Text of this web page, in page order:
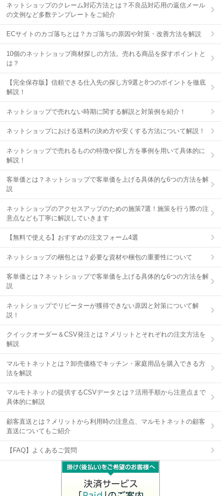
ネットショップのクレーム対応方法とは？不良品対応用の返信メール
の文例など多数テンプレートをご紹介
ECサイトのカゴ落ちとは？カゴ落ちの原因や対策・改善方法を解説
10個のネットショップ商材探しの方法。売れる商品を探すポイントと
は？
【完全保存版】信頼できる仕入先の探し方9選と8つのポイントを徹底
解説！
ネットショップで売れない時期に関する解説と対策例を紹介！
ネットショップにおける送料の決め方や安くする方法について解説！
ネットショップで売れるものの特徴や探し方を事例を用いて具体的に
解説！
客単価とは？ネットショップで客単価を上げる具体的な6つの方法を解
説
ネットショップのアクセスアップのための施策7選！施策を行う際の注
意点なども丁寧に解説していきます
【無料で使える】おすすめの注文フォーム4選
ネットショップの梱包とは？必要な資材や梱包の重要性について
客単価とは？ネットショップで客単価を上げる具体的な6つの方法を解
説
ネットショップでリピーターが獲得できない原因と対策について解
説！
クイックオーダー＆CSV発注とは？メリットとそれぞれの注文方法を
解説
マルモトネットとは？卸売価格でキッチン・家庭用品を購入できる方
法を解説
マルモトネットの提供するCSVデータとは？活用手順から注意点まで
具体的に解説
顧客直送とは？メリットから利用時の注意点、マルモトネットの顧客
直送についてもご紹介
【FAQ】よくあるご質問